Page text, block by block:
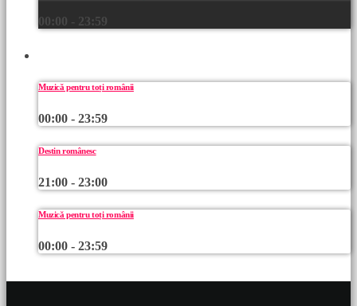
00:00 - 23:59
Muzică pentru toți românii
00:00 - 23:59
Destin românesc
21:00 - 23:00
Muzică pentru toți românii
00:00 - 23:59